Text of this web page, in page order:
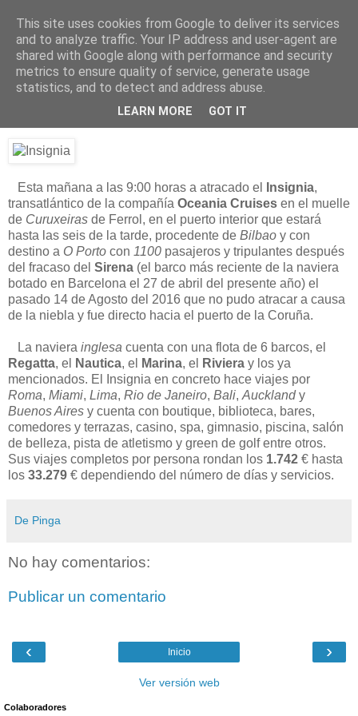
Está de pinga
16/8/16
Esta mañana a las 9:00 horas a atracado el Insignia,
transatlántico de la compañía Oceania Cruises en el muelle
de Curuxeiras de Ferrol, en el puerto interior que estará
hasta las seis de la tarde, procedente de Bilbao y con
destino a O Porto con 1100 pasajeros y tripulantes después
del fracaso del Sirena (el barco más reciente de la naviera
botado en Barcelona el 27 de abril del presente año) el
pasado 14 de Agosto del 2016 que no pudo atracar a causa
de la niebla y fue directo hacia el puerto de la Coruña.
La naviera inglesa cuenta con una flota de 6 barcos, el
Regatta, el Nautica, el Marina, el Riviera y los ya
mencionados. El Insignia en concreto hace viajes por
Roma, Miami, Lima, Rio de Janeiro, Bali, Aucklandy
Buenos Aires y cuenta con boutique, biblioteca, bares,
comedores y terrazas, casino, spa, gimnasio, piscina, salón
de belleza, pista de atletismo y green de golf entre otros.
Sus viajes completos por persona rondan los 1.742 € hasta
los 33.279 € dependiendo del número de días y servicios.
De Pinga
No hay comentarios:
Publicar un comentario
‹ ›
Inicio
Ver versión web
Colaboradores
This site uses cookies from Google to deliver its services
and to analyze traffic. Your IP address and user-agent are
shared with Google along with performance and security
metrics to ensure quality of service, generate usage
statistics, and to detect and address abuse.
LEARN MORE GOT IT